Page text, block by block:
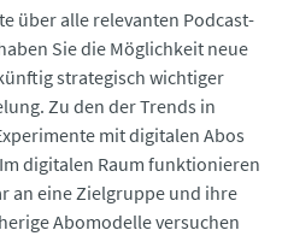
über alle relevanten Podcast-
Sie die Möglichkeit neue
strategisch wichtiger
Zu den der Trends in
mit digitalen Abos
digitalen Raum funktionieren
an eine Zielgruppe und ihre
Abomodelle versuchen